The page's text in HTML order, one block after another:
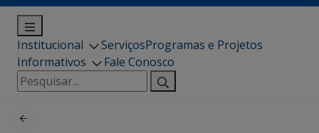
Institucional ServiçosProgramas e Projetos
Informativos
Fale Conosco
Pesquisar
por: